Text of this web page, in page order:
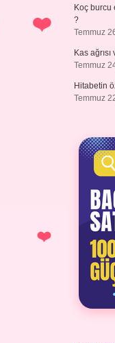
Koç burcu
?
Temmuz
Kas
Temmuz
Hitabetin
Temmuz